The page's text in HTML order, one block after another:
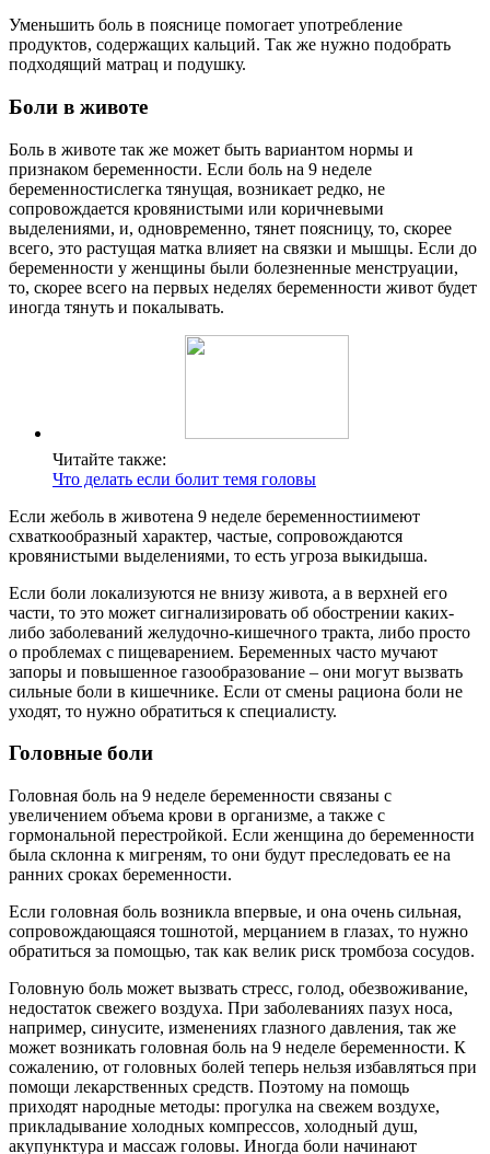
Уменьшить боль в пояснице помогает употребление
продуктов, содержащих кальций. Так же нужно подобрать
подходящий матрац и подушку.
Боли в животе
Боль в животе так же может быть вариантом нормы и
признаком беременности. Если боль на 9 неделе
беременностислегка тянущая, возникает редко, не
сопровождается кровянистыми или коричневыми
выделениями, и, одновременно, тянет поясницу, то, скорее
всего, это растущая матка влияет на связки и мышцы. Если до
беременности у женщины были болезненные менструации,
то, скорее всего на первых неделях беременности живот будет
иногда тянуть и покалывать.
Читайте также:
Что делать если болит темя головы
Если жеболь в животена 9 неделе беременностиимеют
схваткообразный характер, частые, сопровождаются
кровянистыми выделениями, то есть угроза выкидыша.
Если боли локализуются не внизу живота, а в верхней его
части, то это может сигнализировать об обострении каких-
либо заболеваний желудочно-кишечного тракта, либо просто
о проблемах с пищеварением. Беременных часто мучают
запоры и повышенное газообразование – они могут вызвать
сильные боли в кишечнике. Если от смены рациона боли не
уходят, то нужно обратиться к специалисту.
Головные боли
Головная боль на 9 неделе беременности связаны с
увеличением объема крови в организме, а также с
гормональной перестройкой. Если женщина до беременности
была склонна к мигреням, то они будут преследовать ее на
ранних сроках беременности.
Если головная боль возникла впервые, и она очень сильная,
сопровождающаяся тошнотой, мерцанием в глазах, то нужно
обратиться за помощью, так как велик риск тромбоза сосудов.
Головную боль может вызвать стресс, голод, обезвоживание,
недостаток свежего воздуха. При заболеваниях пазух носа,
например, синусите, изменениях глазного давления, так же
может возникать головная боль на 9 неделе беременности. К
сожалению, от головных болей теперь нельзя избавляться при
помощи лекарственных средств. Поэтому на помощь
приходят народные методы: прогулка на свежем воздухе,
прикладывание холодных компрессов, холодный душ,
акупунктура и массаж головы. Иногда боли начинают